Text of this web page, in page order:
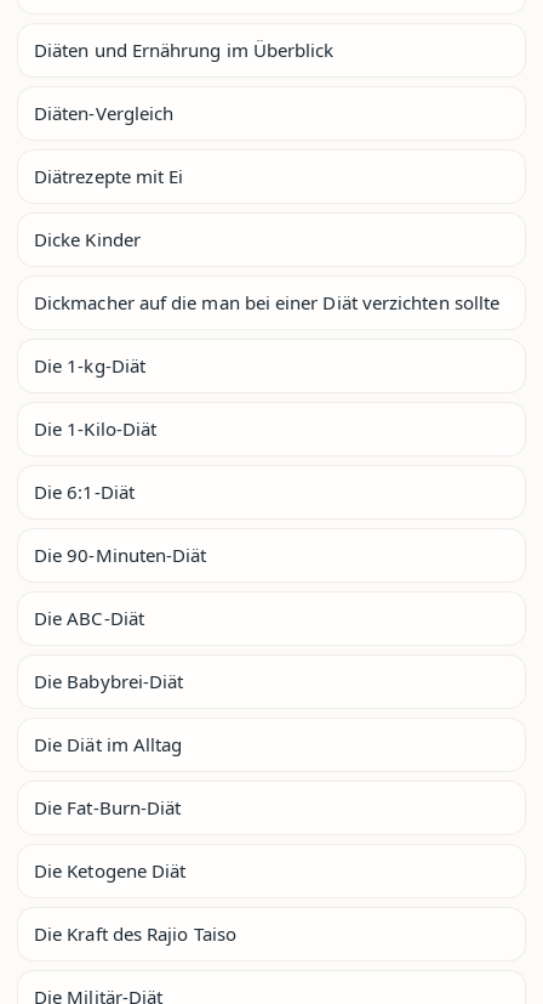
Diäten und Ernährung im Überblick
Diäten-Vergleich
Diätrezepte mit Ei
Dicke Kinder
Dickmacher auf die man bei einer Diät verzichten sollte
Die 1-kg-Diät
Die 1-Kilo-Diät
Die 6:1-Diät
Die 90-Minuten-Diät
Die ABC-Diät
Die Babybrei-Diät
Die Diät im Alltag
Die Fat-Burn-Diät
Die Ketogene Diät
Die Kraft des Rajio Taiso
Die Militär-Diät